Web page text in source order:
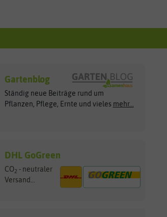
Gartenblog
Ständig neue Beiträge rund um
Pflanzen, Pflege, Ernte und vieles mehr...
DHL GoGreen
CO2 - neutraler
Versand...